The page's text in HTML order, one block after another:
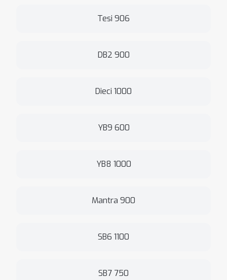
Tesi 906
DB2 900
Dieci 1000
YB9 600
YB8 1000
Mantra 900
SB6 1100
SB7 750